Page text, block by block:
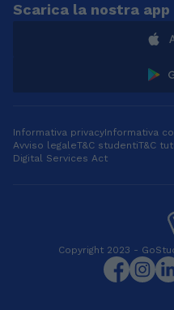
Scarica la nostra app
Informativa privacyInformativa
Avviso legaleT&C studentiT&C
Digital Services Act
Copyright 2023 -